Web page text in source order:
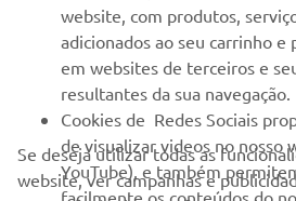
NEWSLETTER
Seja o primeiro a saber das últimas
novos lançamentos e muito mais
website, com produtos,
adicionados ao seu carrinho
em websites de terceiros e
resultantes da sua navegação.
Cookies de Redes Sociais
de visualizar videos no nosso
YouTube), e também
facilmente os conteúdos do
Se deseja utilizar todas as
website, ver campanhas e